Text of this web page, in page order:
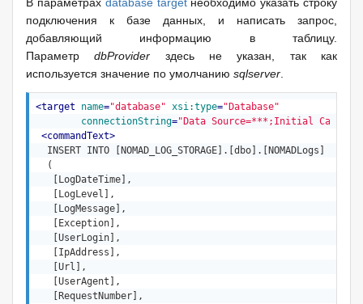
подключения к базе данных, и написать запрос,
добавляющий информацию в таблицу.
ПараметрdbProvider здесь не указан, так как
используется значение по умолчанию sqlserver
<target name="database" xsi:type="Database"
connectionString="Data Source=***;Initial
<commandText>
  INSERT INTO [NOMAD_LOG_STORAGE].[dbo].[NOMADLogs]
  (
   [LogDateTime],
   [LogLevel],
   [LogMessage],
   [Exception],
   [UserLogin],
   [IpAddress],
   [Url],
   [UserAgent],
   [RequestNumber],